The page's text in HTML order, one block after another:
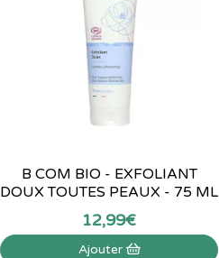
B COM BIO - EXFOLIANT
DOUX TOUTES PEAUX - 75 ML
12,99€
Ajouter